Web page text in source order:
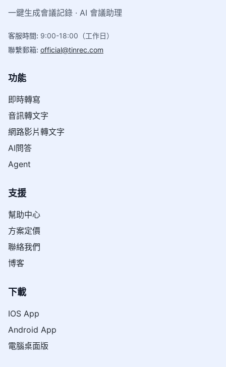
一鍵生成會議記錄 · AI 會議助理
客服時間: 9:00-18:00（工作日）
聯繫郵箱: official@tinrec.com
功能
即時轉寫
音訊轉文字
網路影片轉文字
AI問答
Agent
支援
幫助中心
方案定價
聯絡我們
博客
下載
IOS App
Android App
電腦桌面版